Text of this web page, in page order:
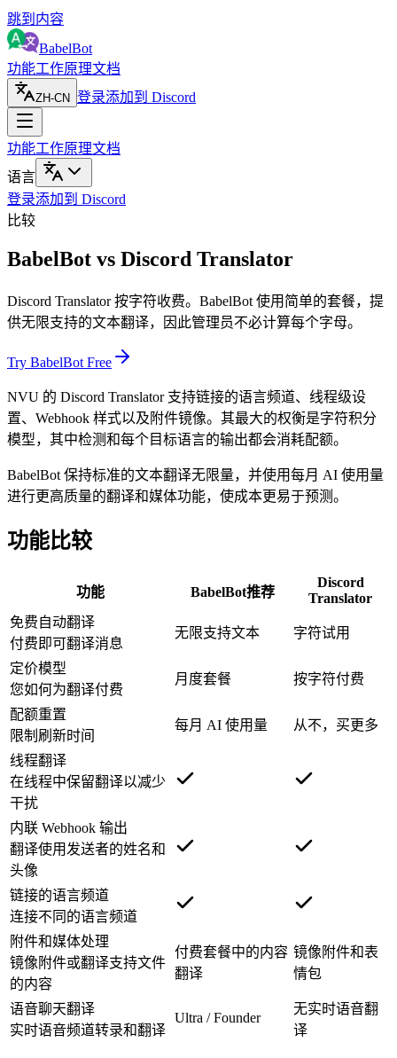
跳到内容
BabelBot
功能工作原理文档
ZH-CN 登录添加到 Discord
功能工作原理文档
语言
登录添加到 Discord
比较
BabelBot vs Discord Translator
Discord Translator 按字符收费。BabelBot 使用简单的套餐，提
供无限支持的文本翻译，因此管理员不必计算每个字母。
Try BabelBot Free
NVU 的 Discord Translator 支持链接的语言频道、线程级设
置、Webhook 样式以及附件镜像。其最大的权衡是字符积分
模型，其中检测和每个目标语言的输出都会消耗配额。
BabelBot 保持标准的文本翻译无限量，并使用每月 AI 使用量
进行更高质量的翻译和媒体功能，使成本更易于预测。
功能比较
功能 BabelBot推荐
Discord
Translator
免费自动翻译
付费即可翻译消息
无限支持文本 字符试用
定价模型
您如何为翻译付费
月度套餐 按字符付费
配额重置
限制刷新时间
每月 AI 使用量 从不，买更多
线程翻译
在线程中保留翻译以减少
干扰
内联 Webhook 输出
翻译使用发送者的姓名和
头像
链接的语言频道
连接不同的语言频道
附件和媒体处理
镜像附件或翻译支持文件
的内容
付费套餐中的内容
翻译
镜像附件和表
情包
语音聊天翻译
实时语音频道转录和翻译
Ultra / Founder
无实时语音翻
译